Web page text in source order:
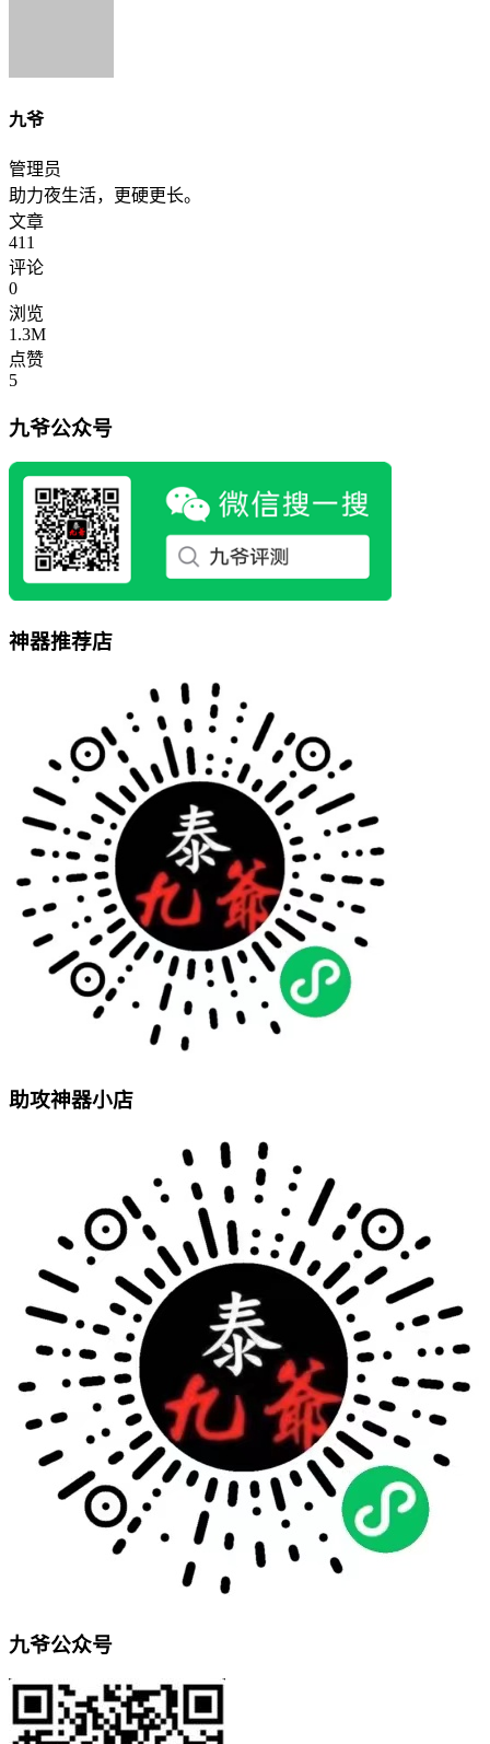
九爷
管理员
助力夜生活，更硬更长。
文章
411
评论
0
浏览
1.3M
点赞
5
九爷公众号
神器推荐店
助攻神器小店
九爷公众号